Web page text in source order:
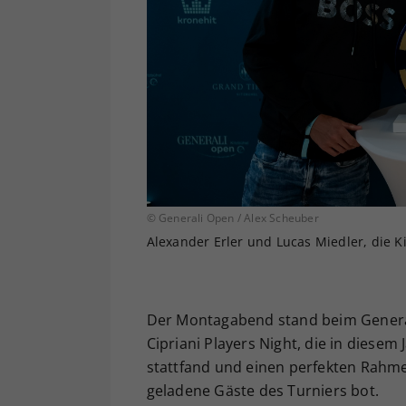
© Generali Open / Alex Scheuber
Alexander Erler und Lucas Miedler, die
Der Montagabend stand beim
Cipriani Players Night, die in
stattfand und einen perfekten
geladene Gäste des Turniers bot.